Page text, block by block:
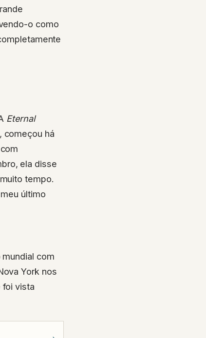
o como
Eternal
começou há
ela disse
tempo.
último
com
York nos
foi vista